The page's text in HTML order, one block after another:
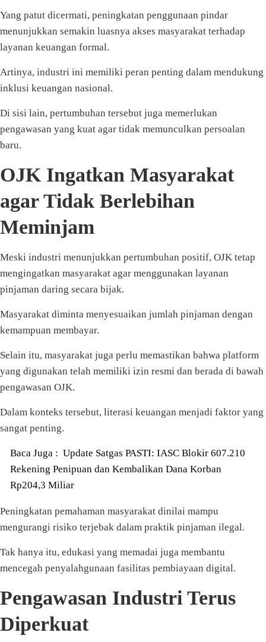
Yang patut dicermati, peningkatan penggunaan pindar
menunjukkan semakin luasnya akses masyarakat terhadap
layanan keuangan formal.
Artinya, industri ini memiliki peran penting dalam mendukung
inklusi keuangan nasional.
Di sisi lain, pertumbuhan tersebut juga memerlukan
pengawasan yang kuat agar tidak memunculkan persoalan
baru.
OJK Ingatkan Masyarakat
agar Tidak Berlebihan
Meminjam
Meski industri menunjukkan pertumbuhan positif, OJK tetap
mengingatkan masyarakat agar menggunakan layanan
pinjaman daring secara bijak.
Masyarakat diminta menyesuaikan jumlah pinjaman dengan
kemampuan membayar.
Selain itu, masyarakat juga perlu memastikan bahwa platform
yang digunakan telah memiliki izin resmi dan berada di bawah
pengawasan OJK.
Dalam konteks tersebut, literasi keuangan menjadi faktor yang
sangat penting.
Baca Juga : Update Satgas PASTI: IASC Blokir 607.210
Rekening Penipuan dan Kembalikan Dana Korban
Rp204,3 Miliar
Peningkatan pemahaman masyarakat dinilai mampu
mengurangi risiko terjebak dalam praktik pinjaman ilegal.
Tak hanya itu, edukasi yang memadai juga membantu
mencegah penyalahgunaan fasilitas pembiayaan digital.
Pengawasan Industri Terus
Diperkuat